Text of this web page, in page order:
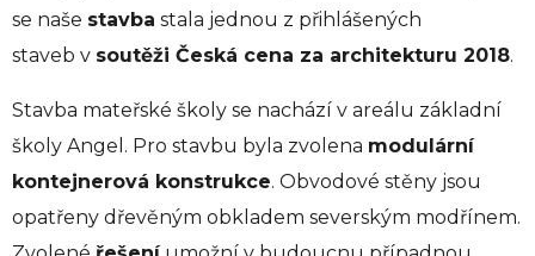
se naše stavba stala jednou z přihlášených
staveb v soutěži Česká cena za architekturu 2018.
Stavba mateřské školy se nachází v areálu základní
školy Angel. Pro stavbu byla zvolena modulární
kontejnerová konstrukce. Obvodové stěny jsou
opatřeny dřevěným obkladem severským modřínem.